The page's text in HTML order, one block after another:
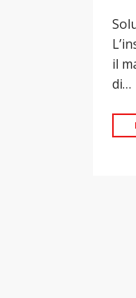
il
di…